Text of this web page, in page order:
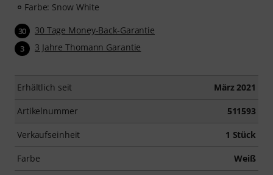
Farbe: Snow White
30 30 Tage Money-Back-Garantie
3 3 Jahre Thomann Garantie
Erhältlich seit März 2021
Artikelnummer 511593
Verkaufseinheit 1 Stück
Farbe Weiß